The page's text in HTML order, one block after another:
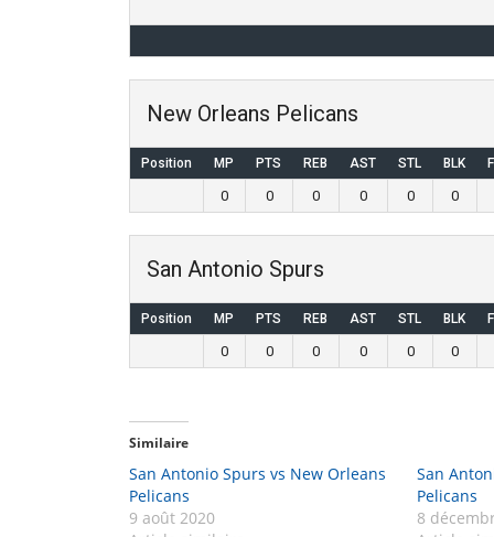
New Orleans Pelicans
Position MP PTS REB AST STL BLK
0 0 0 0 0 0
San Antonio Spurs
Position MP PTS REB AST STL BLK
0 0 0 0 0 0
Similaire
San Antonio Spurs vs New Orleans
Pelicans
9 août 2020
San
Pelicans
8